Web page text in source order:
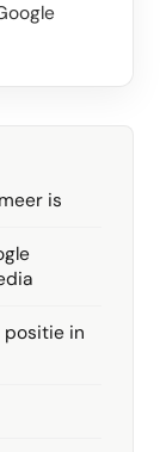
is
positie in